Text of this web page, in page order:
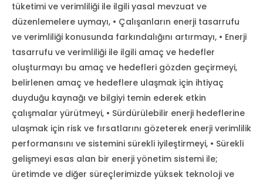
tüketimi ve verimliliği ile ilgili yasal mevzuat ve
düzenlemelere uymayı, • Çalışanların enerji tasarrufu
ve verimliliği konusunda farkındalığını artırmayı, • Enerji
tasarrufu ve verimliliği ile ilgili amaç ve hedefler
oluşturmayı bu amaç ve hedefleri gözden geçirmeyi,
belirlenen amaç ve hedeflere ulaşmak için ihtiyaç
duyduğu kaynağı ve bilgiyi temin ederek etkin
çalışmalar yürütmeyi, • Sürdürülebilir enerji hedeflerine
ulaşmak için risk ve fırsatlarını gözeterek enerji verimlilik
performansını ve sistemini sürekli iyileştirmeyi, • Sürekli
gelişmeyi esas alan bir enerji yönetim sistemi ile;
üretimde ve diğer süreçlerimizde yüksek teknoloji ve